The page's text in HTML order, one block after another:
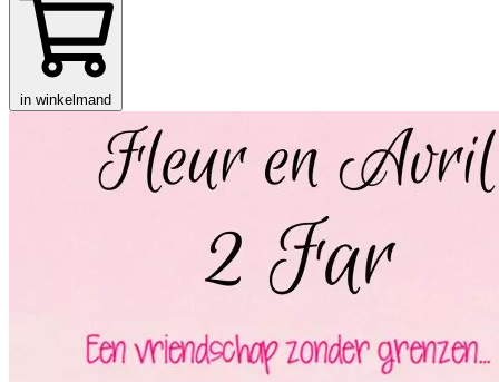
in winkelmand